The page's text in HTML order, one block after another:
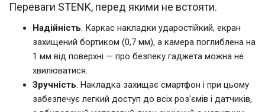
Переваги STENK, перед якими не встояти.
Надійність. Каркас накладки ударостійкий, екран
захищений бортиком (0,7 мм), а камера поглиблена на
1 мм від поверхні — про безпеку гаджета можна не
хвилюватися.
Зручність. Накладка захищає смартфон і при цьому
забезпечує легкий доступ до всіх роз'ємів і датчиків,